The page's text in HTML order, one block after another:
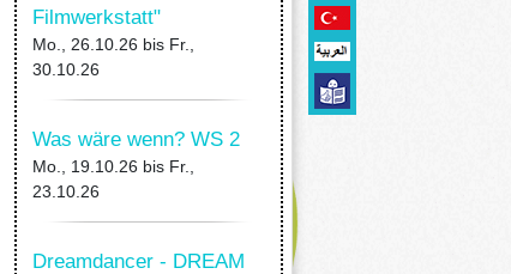
Filmwerkstatt"
Mo., 26.10.26 bis Fr.,
30.10.26
Was wäre wenn? WS 2
Mo., 19.10.26 bis Fr.,
23.10.26
Dreamdancer - DREAM